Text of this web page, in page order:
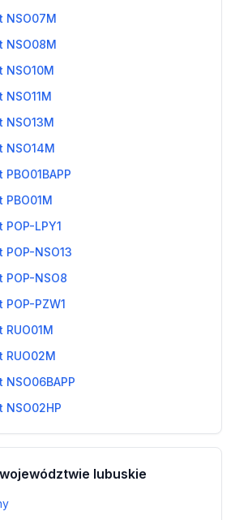
NSO07M
NSO08M
NSO10M
NSO13M
NSO14M
LPY1
NSO13
POP-NSO8
PZW1
RUO02M
NSO02HP
lubuskie